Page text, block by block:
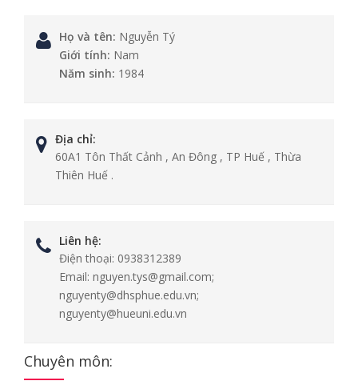
Họ và tên: Nguyễn Tý
Giới tính: Nam
Năm sinh: 1984
Địa chỉ:
60A1 Tôn Thất Cảnh , An Đông , TP Huế , Thừa
Thiên Huế .
Liên hệ:
Điện thoại: 0938312389
Email: nguyen.tys@gmail.com;
nguyenty@dhsphue.edu.vn;
nguyenty@hueuni.edu.vn
Chuyên môn: